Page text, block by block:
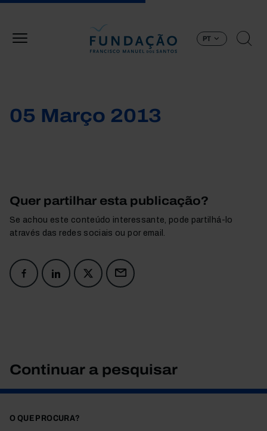
PT
05 Março 2013
Quer partilhar esta publicação?
Se achou este conteúdo interessante, pode partilhá-lo
através das redes sociais ou por email.
Continuar a pesquisar
O QUE PROCURA?